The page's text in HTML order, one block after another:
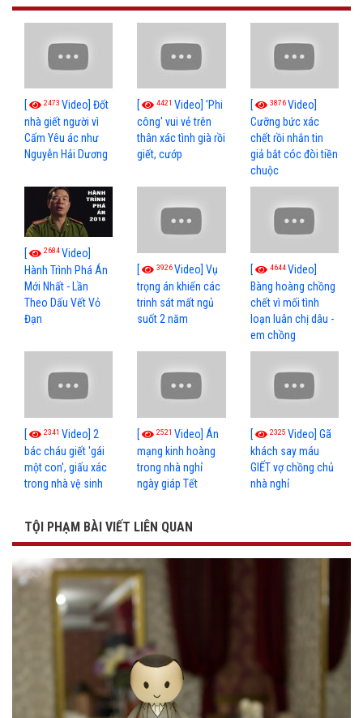
[ 2473 Video] Đốt
nhà giết người vì
Cấm Yêu ác như
Nguyễn Hải Dương
[ 4421Video] 'Phi
công' vui vẻ trên
thân xác tình già rồi
giết, cướp
[ 3876Video]
Cưỡng bức xác
chết rồi nhắn tin
giả bắt cóc đòi tiền
chuộc
[ 2684Video]
Hành Trình Phá Án
Mới Nhất - Lần
Theo Dấu Vết Vỏ
Đạn
[ 3926Video] Vụ
trọng án khiến các
trinh sát mất ngủ
suốt 2 năm
[ 4644Video]
Bàng hoàng chồng
chết vì mối tình
loạn luân chị dâu -
em chồng
[ 2341 Video] 2
bác cháu giết 'gái
một con', giấu xác
trong nhà vệ sinh
[ 2521Video] Án
mạng kinh hoàng
trong nhà nghỉ
ngày giáp Tết
[ 2325 Video] Gã
khách say máu
GIẾT vợ chồng chủ
nhà nghỉ
TỘI PHẠM BÀI VIẾT LIÊN QUAN